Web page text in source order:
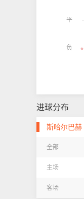
平
负
进球分布
斯哈尔巴赫
全部
主场
客场